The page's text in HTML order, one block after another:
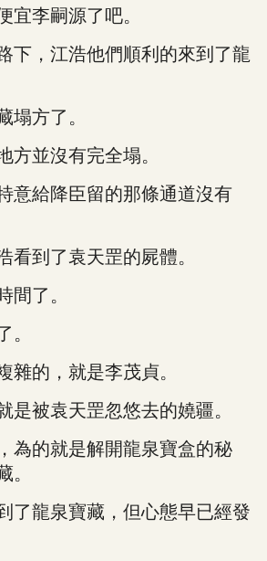
李嗣源了吧。
，江浩他們順利的來到了龍
方了。
並沒有完全塌。
給降臣留的那條通道沒有
到了袁天罡的屍體。
了。
的，就是李茂貞。
被袁天罡忽悠去的嬈疆。
的就是解開龍泉寶盒的秘
。
龍泉寶藏，但心態早已經發